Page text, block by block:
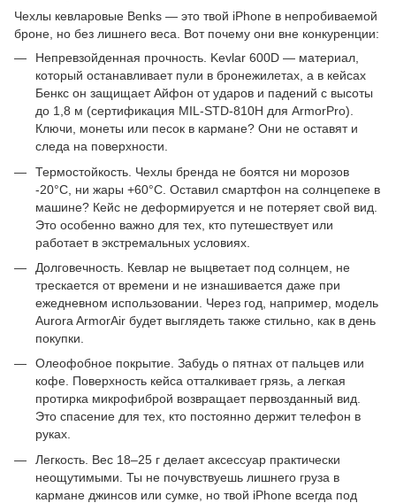
Чехлы кевларовые Benks — это твой iPhone в непробиваемой
броне, но без лишнего веса. Вот почему они вне конкуренции:
Непревзойденная прочность. Kevlar 600D — материал,
который останавливает пули в бронежилетах, а в кейсах
Бенкс он защищает Айфон от ударов и падений с высоты
до 1,8 м (сертификация MIL-STD-810H для ArmorPro).
Ключи, монеты или песок в кармане? Они не оставят и
следа на поверхности.
Термостойкость. Чехлы бренда не боятся ни морозов
-20°C, ни жары +60°C. Оставил смартфон на солнцепеке в
машине? Кейс не деформируется и не потеряет свой вид.
Это особенно важно для тех, кто путешествует или
работает в экстремальных условиях.
Долговечность. Кевлар не выцветает под солнцем, не
трескается от времени и не изнашивается даже при
ежедневном использовании. Через год, например, модель
Aurora ArmorAir будет выглядеть также стильно, как в день
покупки.
Олеофобное покрытие. Забудь о пятнах от пальцев или
кофе. Поверхность кейса отталкивает грязь, а легкая
протирка микрофиброй возвращает первозданный вид.
Это спасение для тех, кто постоянно держит телефон в
руках.
Легкость. Вес 18–25 г делает аксессуар практически
неощутимыми. Ты не почувствуешь лишнего груза в
кармане джинсов или сумке, но твой iPhone всегда под